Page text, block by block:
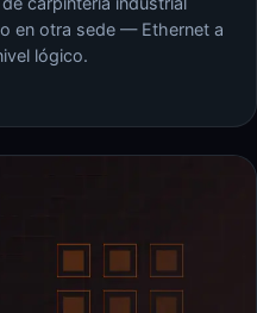
en otra sede — Ethernet a
lógico.